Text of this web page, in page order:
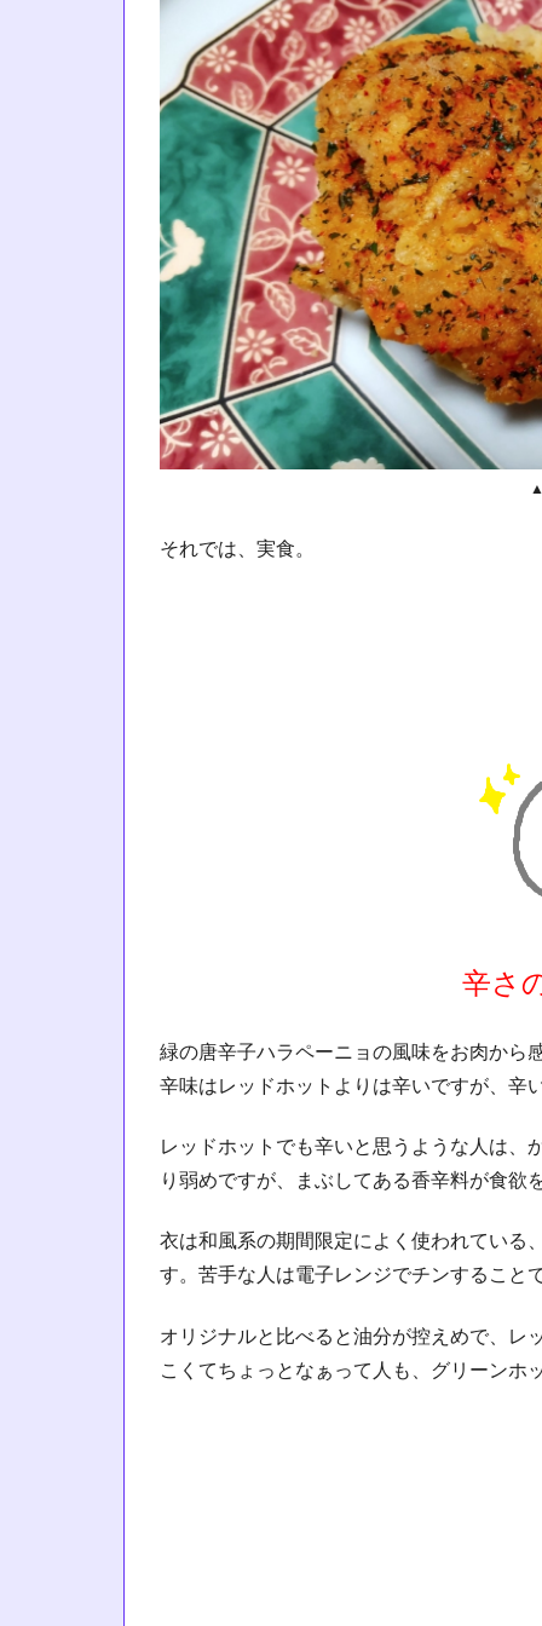
それでは、実食。
辛さ
緑の唐辛子ハラペーニョの風味をお肉から
辛味はレッドホットよりは辛いですが、辛
レッドホットでも辛いと思うような人は
り弱めですが、まぶしてある香辛料が食
衣は和風系の期間限定によく使われている
す。苦手な人は電子レンジでチンすること
オリジナルと比べると油分が控えめで、レ
こくてちょっとなぁって人も、グリーンホ